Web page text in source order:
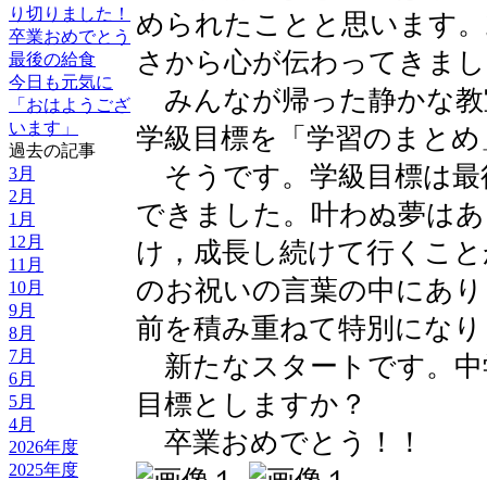
り切りました！
卒業おめでとう
最後の給食
今日も元気に
「おはようござ
います」
過去の記事
3月
2月
1月
12月
11月
10月
9月
8月
7月
6月
5月
4月
2026年度
2025年度
められたことと思います
さから心が伝わってきま
みんなが帰った静かな
学級目標を「学習のまと
そうです。学級目標は
できました。叶わぬ夢は
け，成長し続けて行くこ
のお祝いの言葉の中にあ
前を積み重ねて特別にな
新たなスタートです。
目標としますか？
卒業おめでとう！！